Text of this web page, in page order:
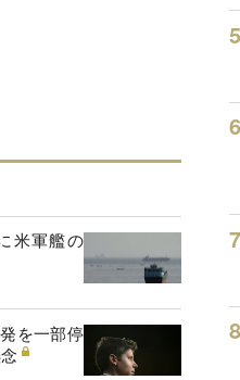
米軍艦の
を一部停